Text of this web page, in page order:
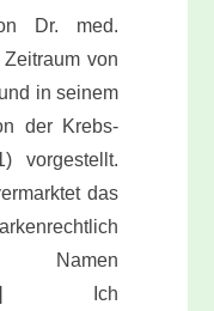
Dr. med.
von
in seinem
der Krebs-
vorgestellt.
das
Ich